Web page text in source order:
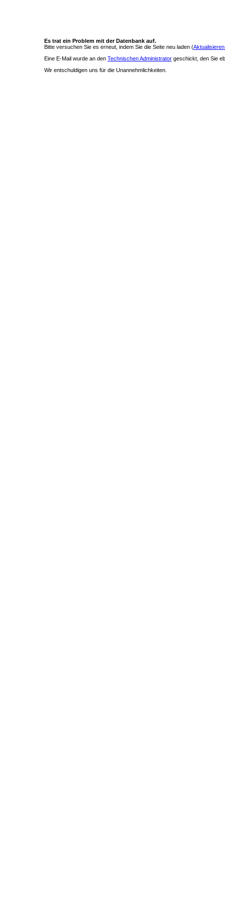
Es trat ein Problem mit der Datenbank auf.
Bitte versuchen Sie es erneut, indem Sie die Seite neu laden (
Eine E-Mail wurde an den Technischen Administrator geschickt, den Sie
Wir entschuldigen uns für die Unannehmlichkeiten.